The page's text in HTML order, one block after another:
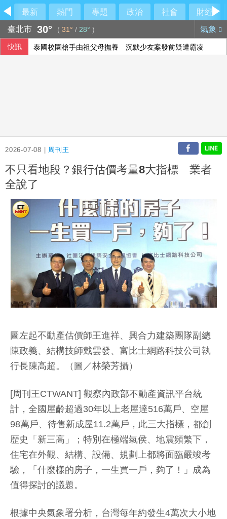
最新 熱門 專題 政治 社會
財經
臺北市 30° ( 31° / 28° ) 氣象
快訊 泰國校園槍手由祖父母撫養 沉默少友案發前疑遭霸凌
2026-07-08 | 周刊王
不只看地段？銀行估價考量8大指標 業者
全說了
圖左起不動產估價師王進祥、興合力建築團隊副總
陳政義、結構技師戴雲發、富比士網路科技公司執
行長陳高超。（圖／林榮芳攝）
[周刊王CTWANT] 觀察內政部不動產資訊平台統
計，全國屋齡超過30年以上老屋達516萬戶、空屋
98萬戶、待售新成屋11.2萬戶，此三大指標，都創
歴史「新三高」；特別在極端氣侯、地震頻繁下，
住宅在外觀、結構、設備、規劃上都將面臨嚴竣考
驗，「什麼樣的房子，一生買一戶，夠了！」成為
值得探討的議題。
根據中央氣象署分析，台灣每年約發生4萬次大小地